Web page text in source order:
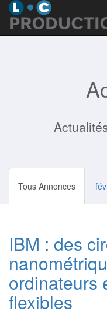
Tous Annonces
IBM : des
ordinateurs
flexibles